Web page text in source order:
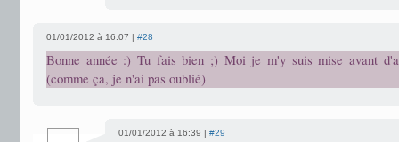
01/01/2012 à 16:07 | #28
Bonne année :) Tu fais bien ;) Moi je m'y suis mise avant
(comme ça, je n'ai pas oublié)
01/01/2012 à 16:39 | #29